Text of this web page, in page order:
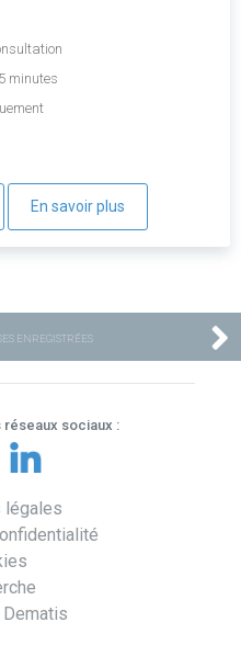
minutes
En savoir plus
ENREGISTRÉES
sociaux :
légales
Dematis